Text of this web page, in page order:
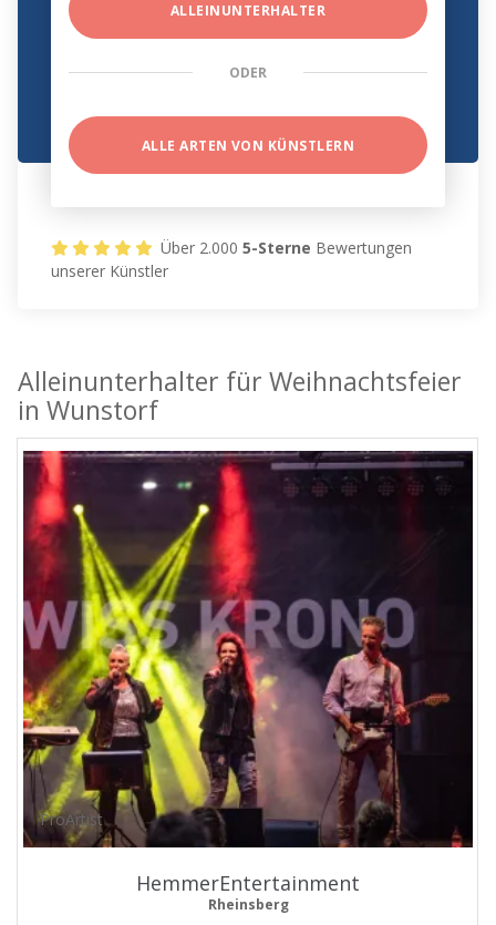
ALLEINUNTERHALTER
ODER
ALLE ARTEN VON KÜNSTLERN
Über 2.0005-Sterne Bewertungen
unserer Künstler
Alleinunterhalter für Weihnachtsfeier
in Wunstorf
ProArtist
HemmerEntertainment
Rheinsberg